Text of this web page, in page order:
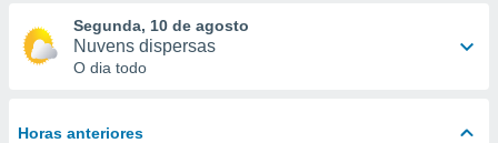
e
digital
Segunda, 10 de agosto
Nuvens dispersas
O dia todo
Horas anteriores